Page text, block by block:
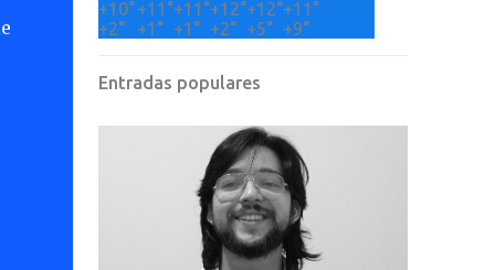
+10°+11°+11°+12°+12°+11°
+2° +1° +1° +2° +5° +9°
Entradas populares